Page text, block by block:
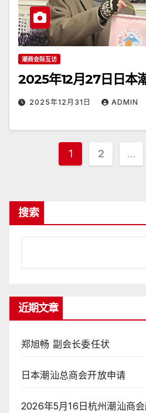
潮商会际互访
2025年12月27日日本
2025年12月31日 ADMIN
文
页
1 2 …
搜索
近期文章
郑旭畅 副会长委任状
日本潮汕总商会开放申请
2026年5月16日杭州潮汕商会